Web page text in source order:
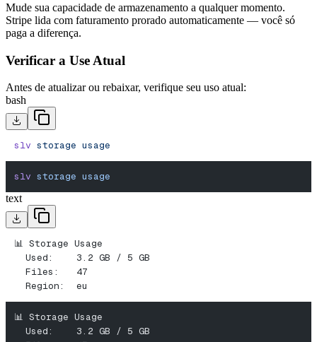
Mude sua capacidade de armazenamento a qualquer momento.
Stripe lida com faturamento prorado automaticamente — você só
paga a diferença.
Verificar a Use Atual
Antes de atualizar ou rebaixar, verifique seu uso atual:
bash
slv storage usage
slv storage usage
text
📊 Storage Usage
  Used:    3.2 GB / 5 GB
  Files:   47
  Region:  eu
📊 Storage Usage
  Used:    3.2 GB / 5 GB